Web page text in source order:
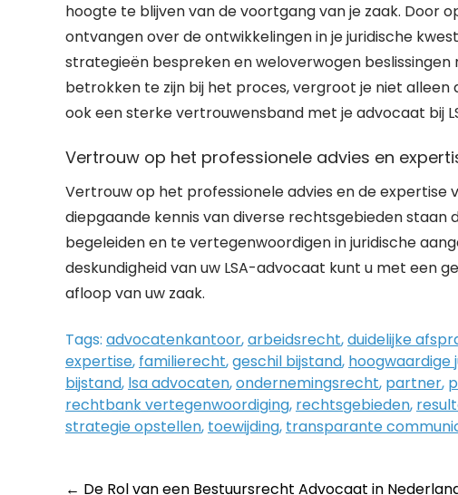
hoogte te blijven van de voortgang van je zaak. Door
ontvangen over de ontwikkelingen in je juridische
strategieën bespreken en weloverwogen
betrokken te zijn bij het proces, vergroot je niet
ook een sterke vertrouwensband met je advocaat bij
Vertrouw op het professionele advies en
Vertrouw op het professionele advies en de expertise
diepgaande kennis van diverse rechtsgebieden staan
begeleiden en te vertegenwoordigen in juridische
deskundigheid van uw LSA-advocaat kunt u met een
afloop van uw zaak.
Tags: advocatenkantoor,arbeidsrecht,duidelijke
expertise, familierecht,geschil bijstand, hoogwaardige
bijstand, lsa advocaten,ondernemingsrecht, partner,
rechtbank vertegenwoordiging, rechtsgebieden,
strategie opstellen, toewijding, transparante
← De Rol van een Bestuursrecht Advocaat in